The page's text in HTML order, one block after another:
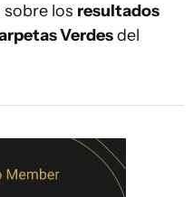
los resultados
Verdesdel